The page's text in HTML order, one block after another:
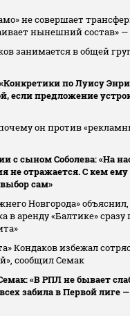
не совершает
нынешний состав» —
занимается в общей
по Луису
если предложение
он против
с сыном Соболева: «На
не отражается. С кем
сам»
Новгорода»
в аренду «Балтике» сразу
Кондаков избежал
сообщил Семак
«В РПЛ не бывает
забила в Первой лиге